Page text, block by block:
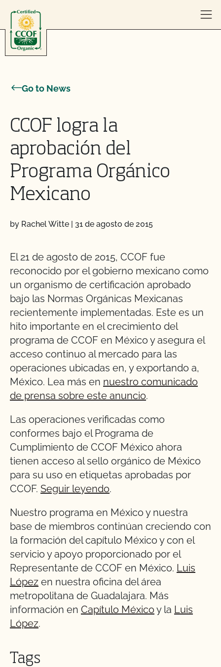
Go to News
CCOF logra la
aprobación del
Programa Orgánico
Mexicano
by Rachel Witte | 31 de agosto de 2015
El 21 de agosto de 2015, CCOF fue
reconocido por el gobierno mexicano como
un organismo de certificación aprobado
bajo las Normas Orgánicas Mexicanas
recientemente implementadas. Este es un
hito importante en el crecimiento del
programa de CCOF en México y asegura el
acceso continuo al mercado para las
operaciones ubicadas en, y exportando a,
México. Lea más en nuestro comunicado
de prensa sobre este anuncio.
Las operaciones verificadas como
conformes bajo el Programa de
Cumplimiento de CCOF México ahora
tienen acceso al sello orgánico de México
para su uso en etiquetas aprobadas por
CCOF. Seguir leyendo.
Nuestro programa en México y nuestra
base de miembros continúan creciendo con
la formación del capítulo México y con el
servicio y apoyo proporcionado por el
Representante de CCOF en México. Luis
López en nuestra oficina del área
metropolitana de Guadalajara. Más
información en Capítulo Méxicoy la Luis
López.
Tags